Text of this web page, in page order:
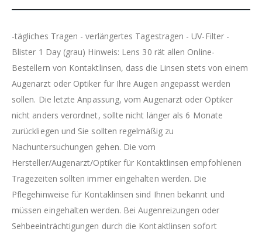
-tägliches Tragen - verlängertes Tagestragen - UV-Filter -
Blister 1 Day (grau) Hinweis: Lens 30 rät allen Online-
Bestellern von Kontaktlinsen, dass die Linsen stets von einem
Augenarzt oder Optiker für Ihre Augen angepasst werden
sollen. Die letzte Anpassung, vom Augenarzt oder Optiker
nicht anders verordnet, sollte nicht länger als 6 Monate
zurückliegen und Sie sollten regelmäßig zu
Nachuntersuchungen gehen. Die vom
Hersteller/Augenarzt/Optiker für Kontaktlinsen empfohlenen
Tragezeiten sollten immer eingehalten werden. Die
Pflegehinweise für Kontaklinsen sind Ihnen bekannt und
müssen eingehalten werden. Bei Augenreizungen oder
Sehbeeinträchtigungen durch die Kontaktlinsen sofort